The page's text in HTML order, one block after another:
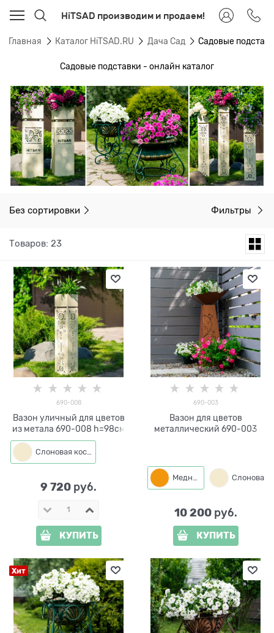
HiTSAD производим и продаем!
Главная Каталог HiTSAD.RU Дача Сад Садовые
Садовые подставки - онлайн каталог
Без сортировки Фильтры
Товаров: 23
690-008
Вазон уличный для цветов
из метала 690-008 h=98см
Слоновая кость
9 720 руб.
КУПИТЬ
690-003
Вазон для цветов
металлический 690-003
Медный
10 200 руб.
КУПИТЬ
Хит